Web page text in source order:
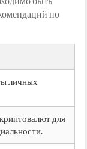
по
личных
для